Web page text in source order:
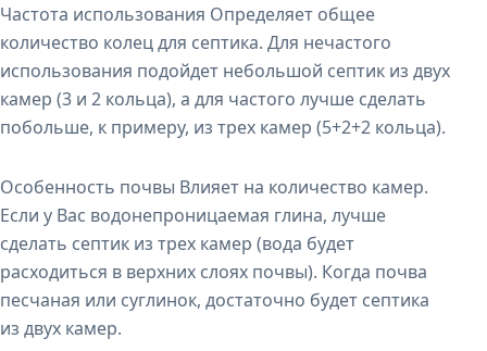
Частота использования Определяет общее
количество колец для септика. Для нечастого
использования подойдет небольшой септик из двух
камер (3 и 2 кольца), а для частого лучше сделать
побольше, к примеру, из трех камер (5+2+2 кольца).
Особенность почвы Влияет на количество камер.
Если у Вас водонепроницаемая глина, лучше
сделать септик из трех камер (вода будет
расходиться в верхних слоях почвы). Когда почва
песчаная или суглинок, достаточно будет септика
из двух камер.